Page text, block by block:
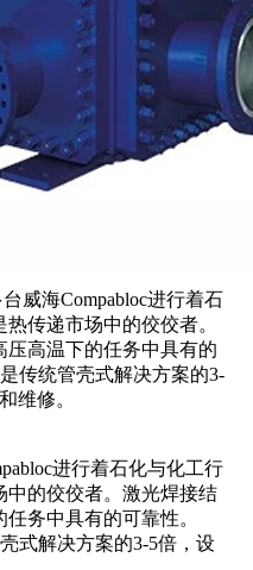
威海Compabloc进行着石
传递市场中的佼佼者。
高温下的任务中具有的
传统管壳式解决方案的3-
维修。
进行着石化与化工行
中的佼佼者。激光焊接结
务中具有的可靠性。
式解决方案的3-5倍，设